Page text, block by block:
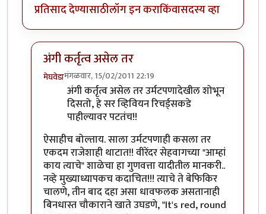
प्रतिसाद देण्यासाठीलॉग इन कराकिंवासदस्य व्हा
अंगी कर्तृत्व असेल तर
मेघवेडामंगळवार, 15/02/2011 22:19
In reply toसलाम!byअसुर
अंगी कर्तृत्व असेल तर उर्मटपणादेखील शोभून
दिसतो, हे सर व्हिवियन रिचर्ड्सकडे
पाहील्यावर पटतंच!!
ऐसाहीच बोल्ताय. साला उर्मटपणाही कसला तर
एकदम राजेशाही थाटात!! वीरेंदर सेहवागच्या "आम्हां
काय त्याचे" शाळेचा हा गुणवत्ता यादीतील मानकरी..
नव्हे मुख्याध्यापकच कदाचित!!! त्याचे ते बेफिकिर
चालणे, तीन बाद दहा असा धावफलक असतानाही
बिनधास्त चौकाराने खाते उघडणे, "It's red, round